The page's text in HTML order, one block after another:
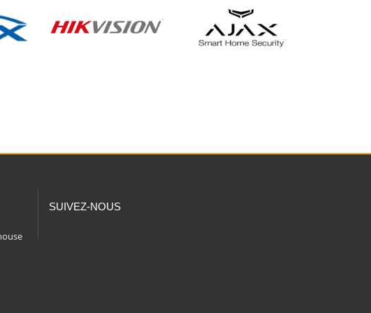
DÉFINITION
SUIVEZ-NOUS